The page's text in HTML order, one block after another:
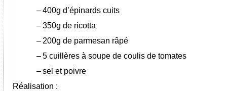
–400g d’épinards cuits
–350g de ricotta
– 200g de parmesan râpé
–5 cuillères à soupe de coulis de tomates
–sel et poivre
Réalisation :